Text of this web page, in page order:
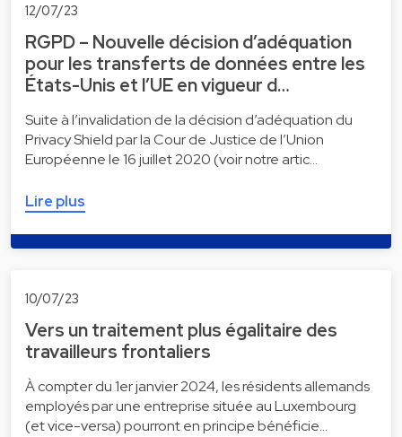
12/07/23
RGPD – Nouvelle décision d’adéquation
pour les transferts de données entre les
États-Unis et l’UE en vigueur d…
Suite à l’invalidation de la décision d’adéquation du
Privacy Shield par la Cour de Justice de l’Union
Européenne le 16 juillet 2020 (voir notre artic…
Lire plus
10/07/23
Vers un traitement plus égalitaire des
travailleurs frontaliers
À compter du 1er janvier 2024, les résidents allemands
employés par une entreprise située au Luxembourg
(et vice-versa) pourront en principe bénéficie…